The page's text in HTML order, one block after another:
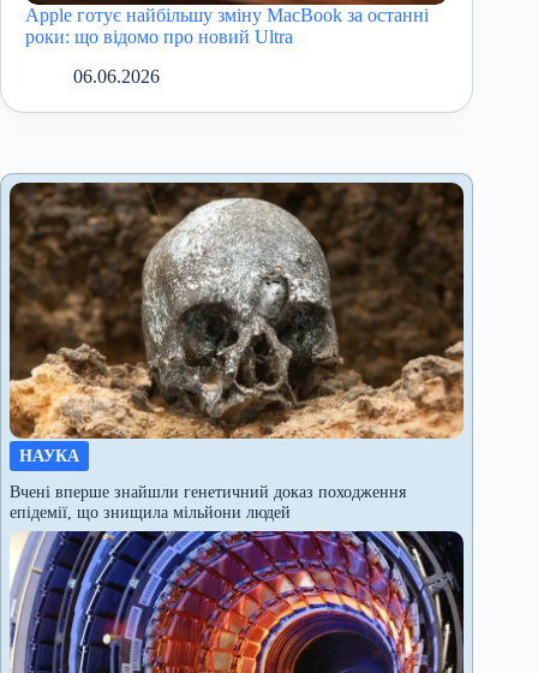
Apple готує найбільшу зміну MacBook за останні
роки: що відомо про новий Ultra
06.06.2026
НАУКА
Вчені вперше знайшли генетичний доказ походження
епідемії, що знищила мільйони людей